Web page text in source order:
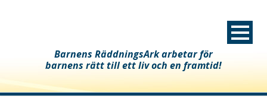
Barnens RäddningsArk arbetar för
barnens rätt till ett liv och en framtid!